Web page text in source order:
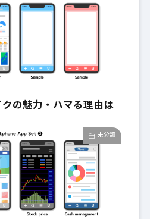
の魅力・ハマる理由は
未分類